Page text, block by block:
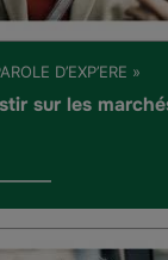
D’EXP’ERE »
sur les